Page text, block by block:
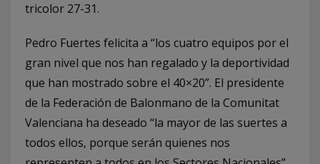
tricolor 27-31.
Pedro Fuertes felicita a “los cuatro equipos por el
gran nivel que nos han regalado y la deportividad
que han mostrado sobre el 40×20”. El presidente
de la Federación de Balonmano de la Comunitat
Valenciana ha deseado “la mayor de las suertes a
todos ellos, porque serán quienes nos